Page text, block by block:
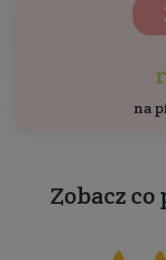
na
Zobacz co